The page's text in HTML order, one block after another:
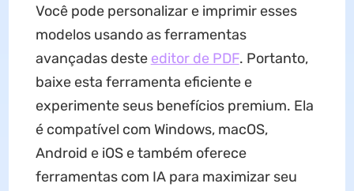
Você pode personalizar e imprimir esses
modelos usando as ferramentas
avançadas deste editor de PDF. Portanto,
baixe esta ferramenta eficiente e
experimente seus benefícios premium. Ela
é compatível com Windows, macOS,
Android e iOS e também oferece
ferramentas com IA para maximizar seu